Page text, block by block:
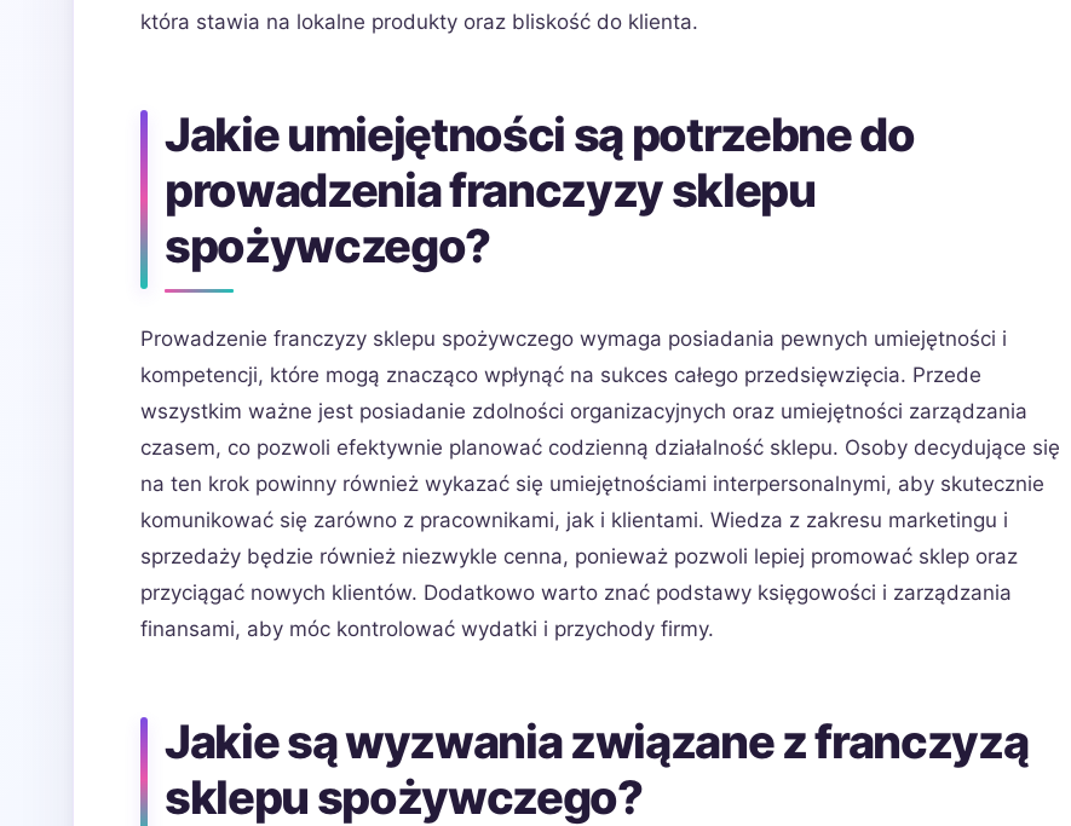
która stawia na lokalne produkty oraz bliskość do klienta.
Jakie umiejętności są potrzebne do
prowadzenia franczyzy sklepu
spożywczego?
Prowadzenie franczyzy sklepu spożywczego wymaga posiadania pewnych umiejętności i
kompetencji, które mogą znacząco wpłynąć na sukces całego przedsięwzięcia. Przede
wszystkim ważne jest posiadanie zdolności organizacyjnych oraz umiejętności zarządzania
czasem, co pozwoli efektywnie planować codzienną działalność sklepu. Osoby decydujące się
na ten krok powinny również wykazać się umiejętnościami interpersonalnymi, aby skutecznie
komunikować się zarówno z pracownikami, jak i klientami. Wiedza z zakresu marketingu i
sprzedaży będzie również niezwykle cenna, ponieważ pozwoli lepiej promować sklep oraz
przyciągać nowych klientów. Dodatkowo warto znać podstawy księgowości i zarządzania
finansami, aby móc kontrolować wydatki i przychody firmy.
Jakie są wyzwania związane z franczyzą
sklepu spożywczego?